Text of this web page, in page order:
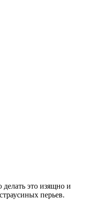
это изящно и
перьев.